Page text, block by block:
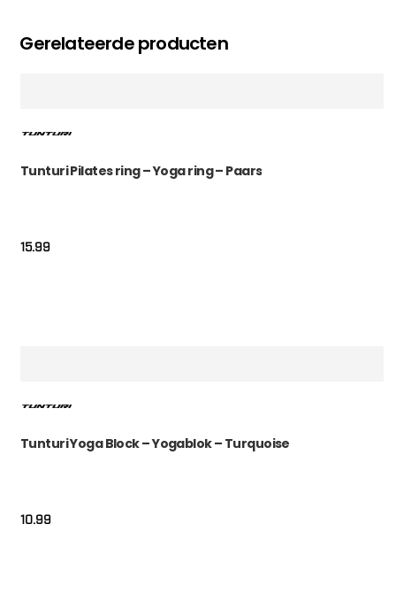
Gerelateerde producten
Tunturi Pilates ring – Yoga ring – Paars
15.99
Tunturi Yoga Block – Yogablok – Turquoise
10.99